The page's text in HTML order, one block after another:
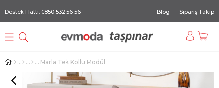
Destek Hattı: 0850 532 56 56 Blog Sipariş Takip
Marla Tek Kollu Modül